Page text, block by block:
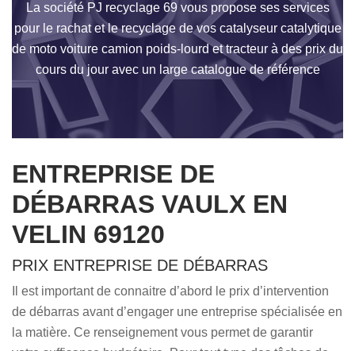
La société PJ recyclage 69 vous propose ses services
pour le rachat et le recyclage de vos catalyseur catalytique
de moto voiture camion poids-lourd et tracteur à des prix du
cours du jour avec un large catalogue de référence
ENTREPRISE DE
DÉBARRAS VAULX EN
VELIN 69120
PRIX ENTREPRISE DE DÉBARRAS
Il est important de connaitre d’abord le prix d’intervention
de débarras avant d’engager une entreprise spécialisée en
la matière. Ce renseignement vous permet de garantir